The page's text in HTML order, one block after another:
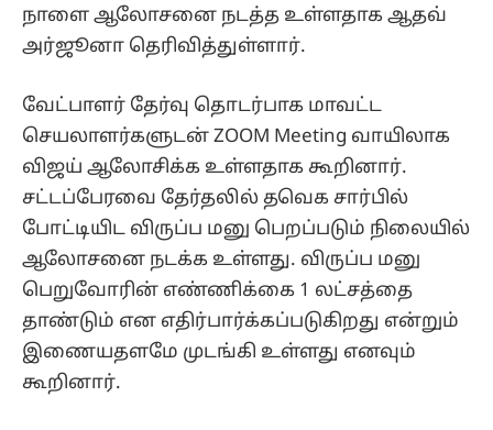
நாளை ஆலோசனை நடத்த உள்ளதாக ஆதவ்
அர்ஜூனா தெரிவித்துள்ளார்.
வேட்பாளர் தேர்வு தொடர்பாக மாவட்ட
செயலாளர்களுடன் ZOOM Meeting வாயிலாக
விஜய் ஆலோசிக்க உள்ளதாக கூறினார்.
சட்டப்பேரவை தேர்தலில் தவெக சார்பில்
போட்டியிட விருப்ப மனு பெறப்படும் நிலையில்
ஆலோசனை நடக்க உள்ளது. விருப்ப மனு
பெறுவோரின் எண்ணிக்கை 1 லட்சத்தை
தாண்டும் என எதிர்பார்க்கப்படுகிறது என்றும்
இணையதளமே முடங்கி உள்ளது எனவும்
கூறினார்.